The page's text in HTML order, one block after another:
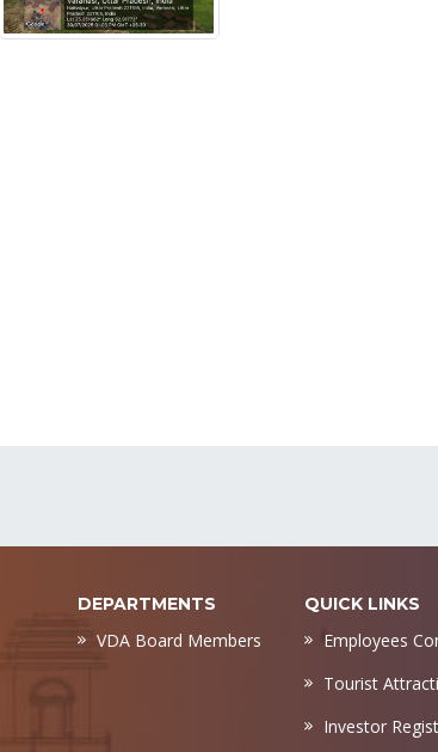
DEPARTMENTS
VDA Board Members
QUICK LINKS
Employees
Tourist
Investor